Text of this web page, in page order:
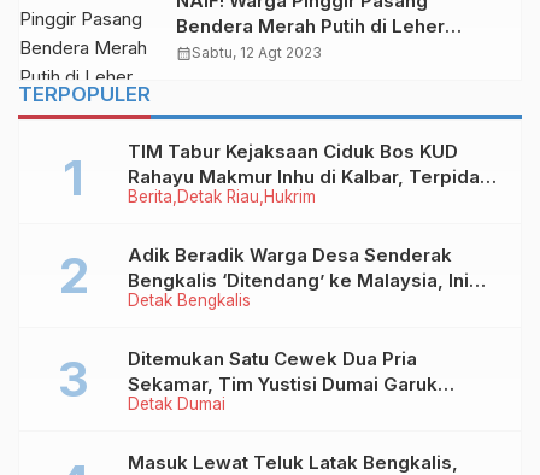
Bendera Merah Putih di Leher
Anjing!
calendar_monthSabtu, 12 Agt 2023
TERPOPULER
Berita Detak Riau Hukrim
TIM Tabur Kejaksaan Ciduk Bos KUD
Rahayu Makmur Inhu di Kalbar, Terpidana
Kredit Fiktif Rp2,8 M
Detak Bengkalis
Adik Beradik Warga Desa Senderak
Bengkalis ‘Ditendang’ ke Malaysia, Ini
Sebabnya!
Detak Dumai
Ditemukan Satu Cewek Dua Pria
Sekamar, Tim Yustisi Dumai Garuk
Puluhan Pasangan Mesum
Masuk Lewat Teluk Latak Bengkalis,